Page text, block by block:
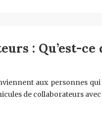
: Qu’est-ce
aux personnes qui
de collaborateurs